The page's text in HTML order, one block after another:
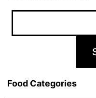
Food Categories